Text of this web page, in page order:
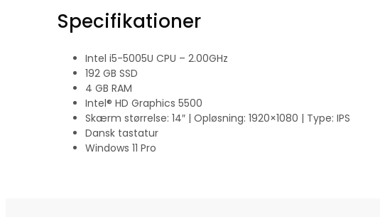
Specifikationer
Intel i5-5005U CPU – 2.00GHz
192 GB SSD
4 GB RAM
Intel® HD Graphics 5500
Skærm størrelse: 14″ | Opløsning: 1920×1080 | Type: IPS
Dansk tastatur
Windows 11 Pro